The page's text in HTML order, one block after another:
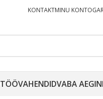
KONTAKTMINU KONTO
TÖÖVAHENDIDVABA AEG